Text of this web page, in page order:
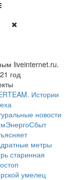
liveinternet.ru.
год
Истории
новости
метры
старинная
умелец